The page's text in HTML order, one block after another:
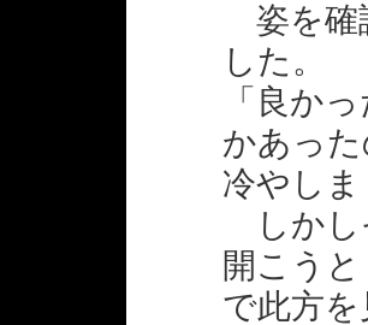
姿を確
した。
「良か
かあっ
冷やしま
しかし
開こう
で此方